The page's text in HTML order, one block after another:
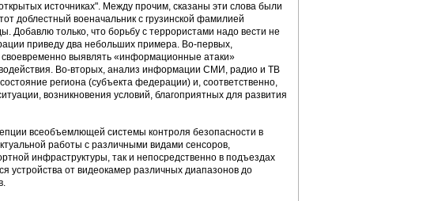
источниках". Между прочим, сказаны эти слова были
доблестный военачальник с грузинской фамилией
Добавлю только, что борьбу с террористами надо вести не
приведу два небольших примера. Во-первых,
выявлять «информационные атаки»
Во-вторых, анализ информации СМИ, радио и ТВ
региона (субъекта федерации) и, соответственно,
возникновения условий, благоприятных для развития
всеобъемлющей системы контроля безопасности в
работы с различными видами сенсоров,
инфраструктуры, так и непосредственно в подъездах
устройства от видеокамер различных диапазонов до